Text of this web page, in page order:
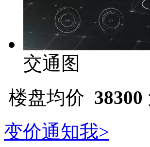
交通图
楼盘均价 38300
变价通知我>